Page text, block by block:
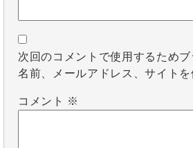
次回のコメントで使用するため
名前、メールアドレス、サイトを
コメント ※